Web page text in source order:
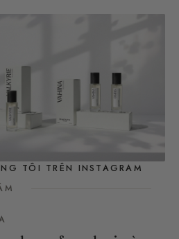
TÔI TRÊN INSTAGRAM